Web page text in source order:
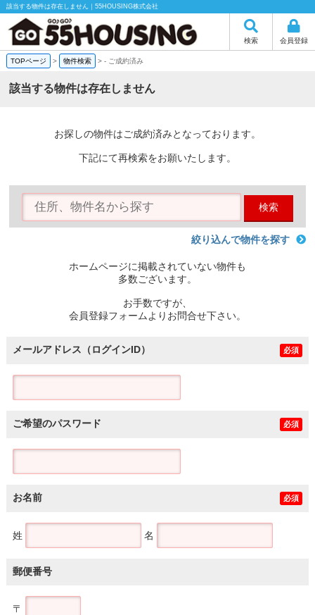
該当する物件は存在しません｜55HOUSING株式会社
検索 会員登録
TOPページ > 物件検索 >- ご成約済み
該当する物件は存在しません
お探しの物件はご成約済みとなっております。
下記にて再検索をお願いたします。
検索
絞り込んで物件を探す
ホームページに掲載されていない物件も
多数ございます。
お手数ですが、
会員登録フォームよりお問合せ下さい。
メールアドレス（ログインID） 必須
ご希望のパスワード 必須
お名前 必須
姓 名
郵便番号
〒